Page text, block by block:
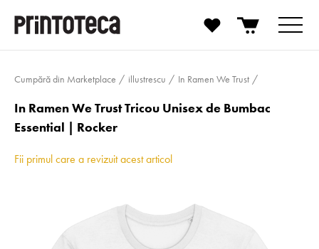
Cumpără din Marketplace illustrescu In Ramen We Trust
In Ramen We Trust Tricou Unisex de Bumbac
Essential | Rocker
Fii primul care a revizuit acest articol